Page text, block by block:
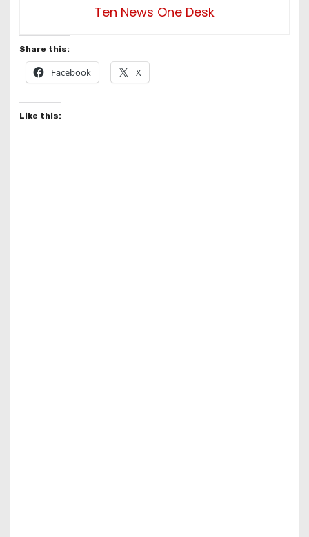
Ten News One Desk
Share this:
Facebook X
Like this: